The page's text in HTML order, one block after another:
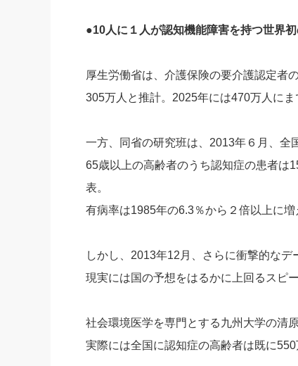
●10人に１人が認知機能障害を持つ世界
厚生労働省は、介護保険の要介護認定者
305万人と推計。2025年には470万人にま
一方、同省の研究班は、2013年６月、全
65歳以上の高齢者のうち認知症の患者は
表。
有病率は1985年の6.3％から２倍以上に増
しかし、2013年12月、さらに衝撃的なデ
現実には国の予想をはるかに上回るスピ
社会環境医学を専門とする九州大学の清
実際には全国に認知症の高齢者は既に